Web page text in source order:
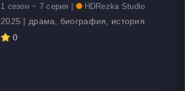
1 сезон ~ 7 серия | HDRezka Studio
2025 | драма, биография, история
0